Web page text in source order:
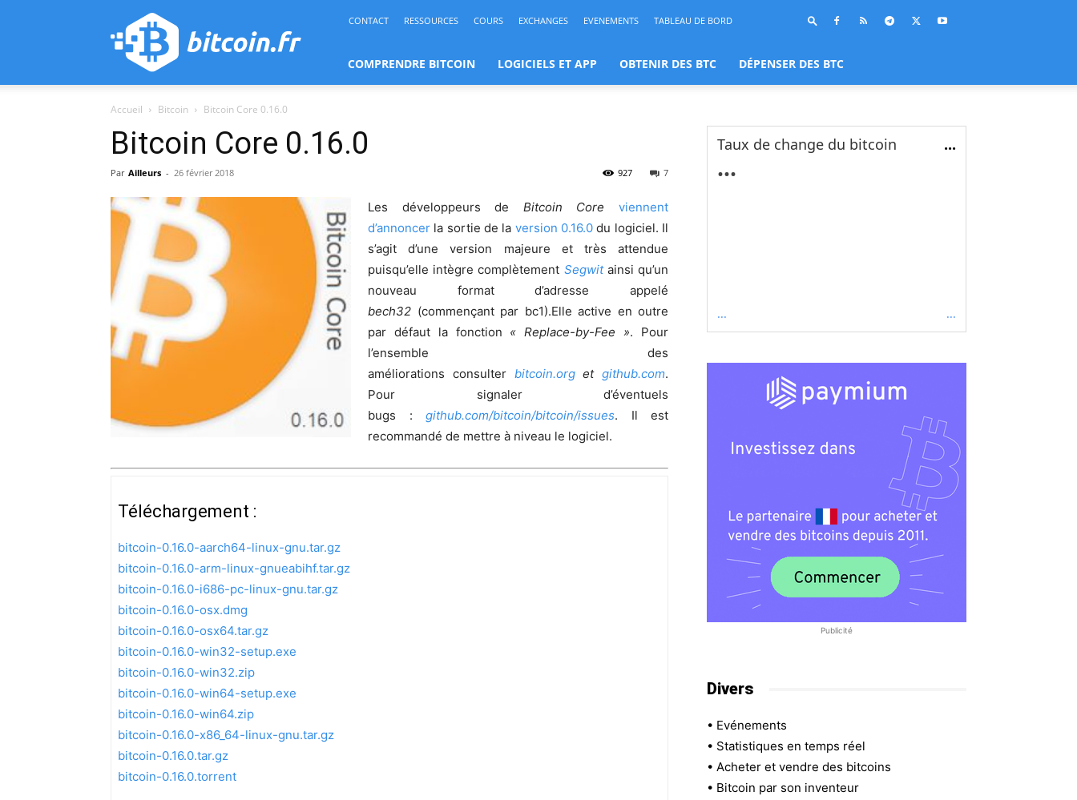
bitcoin.fr
CONTACT RESSOURCES COURS EXCHANGES EVENEMENTS TABLEAU DE BORD
COMPRENDRE BITCOIN LOGICIELS ET APP OBTENIR DES BTC DÉPENSER DES BTC
Accueil Bitcoin Bitcoin Core 0.16.0
Bitcoin Core 0.16.0
Par Ailleurs - 26 février 2018 7
927
Les développeurs de Bitcoin Core
viennent
d’annoncer la sortie de la version 0.16.0 du logiciel. Il
s’agit d’une version majeure et très attendue
puisqu’elle intègre complètement Segwit ainsi qu’un
nouveau format d’adresse appelé
bech32 (commençant par bc1).Elle active en outre
par défaut la fonction « Replace-by-Fee ». Pour
l’ensemble des
améliorations consulter bitcoin.org et github.com.
Pour signaler d’éventuels
bugs : github.com/bitcoin/bitcoin/issues. Il est
recommandé de mettre à niveau le logiciel.
Téléchargement :
bitcoin-0.16.0-aarch64-linux-gnu.tar.gz
bitcoin-0.16.0-arm-linux-gnueabihf.tar.gz
bitcoin-0.16.0-i686-pc-linux-gnu.tar.gz
bitcoin-0.16.0-osx.dmg
bitcoin-0.16.0-osx64.tar.gz
bitcoin-0.16.0-win32-setup.exe
bitcoin-0.16.0-win32.zip
bitcoin-0.16.0-win64-setup.exe
bitcoin-0.16.0-win64.zip
bitcoin-0.16.0-x86_64-linux-gnu.tar.gz
bitcoin-0.16.0.tar.gz
bitcoin-0.16.0.torrent
Taux de change du bitcoin ...
...
... ...
Publicité
Divers
• Evénements
• Statistiques en temps réel
• Acheter et vendre des bitcoins
• Bitcoin par son inventeur